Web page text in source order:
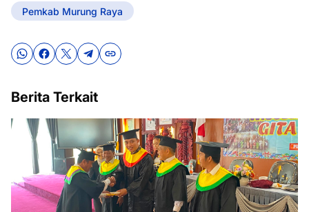
Pemkab Murung Raya
Berita Terkait